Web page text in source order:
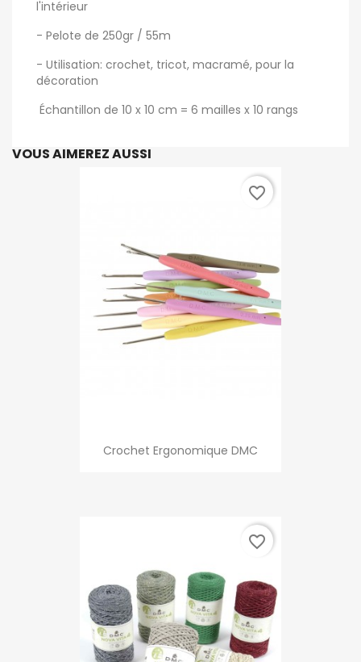
l'intérieur
- Pelote de 250gr / 55m
- Utilisation: crochet, tricot, macramé, pour la
décoration
Échantillon de 10 x 10 cm = 6 mailles x 10 rangs
VOUS AIMEREZ AUSSI
Crochet Ergonomique DMC
favorite_border
favorite_border